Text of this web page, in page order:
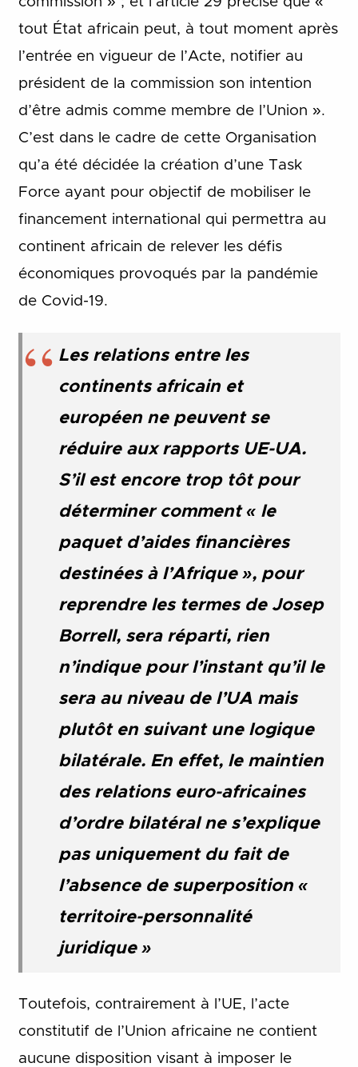
tout État africain peut, à tout moment après
l’entrée en vigueur de l’Acte, notifier au
président de la commission son intention
d’être admis comme membre de l’Union ».
C’est dans le cadre de cette Organisation
qu’a été décidée la création d’une Task
Force ayant pour objectif de mobiliser le
financement international qui permettra au
continent africain de relever les défis
économiques provoqués par la pandémie
de Covid-19.
Les relations entre les
continents africain et
européen ne peuvent se
réduire aux rapports UE-UA.
S’il est encore trop tôt pour
déterminer comment « le
paquet d’aides financières
destinées à l’Afrique », pour
reprendre les termes de Josep
Borrell, sera réparti, rien
n’indique pour l’instant qu’il le
sera au niveau de l’UA mais
plutôt en suivant une logique
bilatérale. En effet, le maintien
des relations euro-africaines
d’ordre bilatéral ne s’explique
pas uniquement du fait de
l’absence de superposition «
territoire-personnalité
juridique »
Toutefois, contrairement à l’UE, l’acte
constitutif de l’Union africaine ne contient
aucune disposition visant à imposer le